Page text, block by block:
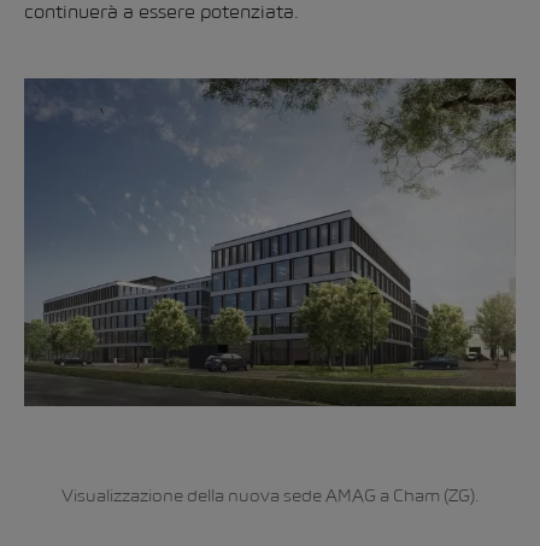
continuerà a essere potenziata.
Visualizzazione della nuova sede AMAG a Cham (ZG).